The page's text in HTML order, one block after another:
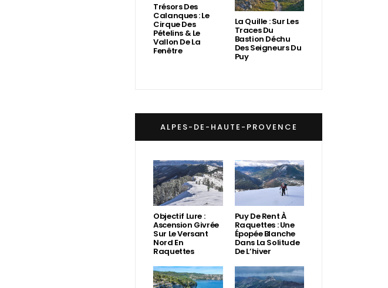
Trésors Des
Calanques : Le
Cirque Des
Pételins & Le
Vallon De La
Fenêtre
La Quille : Sur Les
Traces Du
Bastion Déchu
Des Seigneurs Du
Puy
ALPES-DE-HAUTE-PROVENCE
Objectif Lure :
Ascension Givrée
Sur Le Versant
Nord En
Raquettes
Puy De Rent À
Raquettes : Une
Épopée Blanche
Dans La Solitude
De L’hiver